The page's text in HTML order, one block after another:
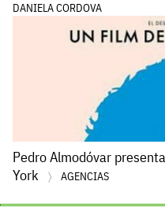
DANIELA CORDOVA
Pedro Almodóvar
York
AGENCIAS